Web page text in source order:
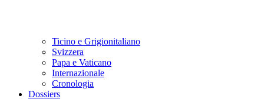
Ticino e Grigionitaliano
Svizzera
Papa e Vaticano
Internazionale
Cronologia
Dossiers